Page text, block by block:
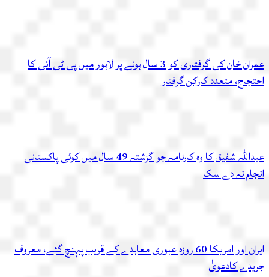
عمران خان کی گرفتاری کو 3 سال ہونے پر لاہور میں پی ٹی آئی کا
احتجاج، متعدد کارکن گرفتار
عبداللہ شفیق کا وہ کارنامہ جو گزشتہ 49 سال میں کوئی پاکستانی
انجام نہ دے سکا
ایران اور امریکا 60 روزہ عبوری معاہدے کے قریب پہنچ گئے، معروف
جریدے کادعویٰ